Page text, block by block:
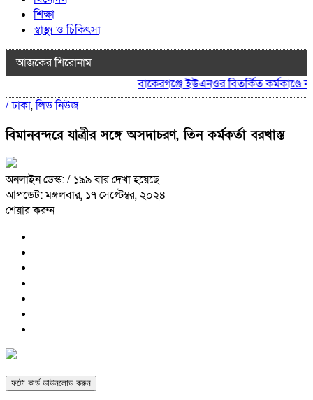
শিক্ষা
স্বাস্থ্য ও চিকিৎসা
আজকের শিরোনাম
বাকেরগঞ্জে ইউএনওর বিতর্কিত কর্মকাণ্ডে
/ঢাকা,লিড নিউজ
বিমানবন্দরে যাত্রীর সঙ্গে অসদাচরণ, তিন কর্মকর্তা বরখাস্ত
অনলাইন ডেস্ক:/ ১৯৯ বার দেখা হয়েছে
আপডেট: মঙ্গলবার, ১৭ সেপ্টেম্বর, ২০২৪
শেয়ার করুন
ফটো কার্ড ডাউনলোড করুন